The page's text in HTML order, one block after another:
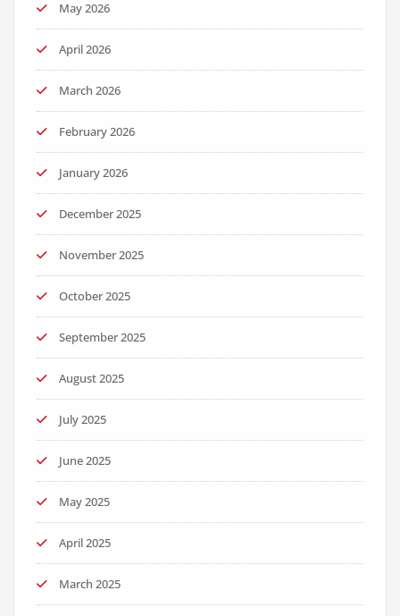
May 2026
April 2026
March 2026
February 2026
January 2026
December 2025
November 2025
October 2025
September 2025
August 2025
July 2025
June 2025
May 2025
April 2025
March 2025